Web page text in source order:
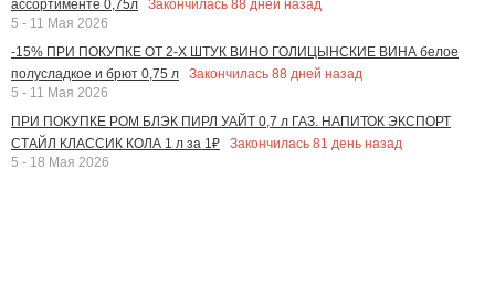
ассортименте 0,75л
Закончилась 88 дней назад
5 - 11 Мая 2026
-15% ПРИ ПОКУПКЕ ОТ 2-Х ШТУК ВИНО ГОЛИЦЫНСКИЕ ВИНА белое
полусладкое и брют 0,75 л
Закончилась 88 дней назад
5 - 11 Мая 2026
ПРИ ПОКУПКЕ РОМ БЛЭК ПИРЛ УАЙТ 0,7 л ГАЗ. НАПИТОК ЭКСПОРТ
СТАЙЛ КЛАССИК КОЛА 1 л за 1₽
Закончилась 81 день назад
5 - 18 Мая 2026